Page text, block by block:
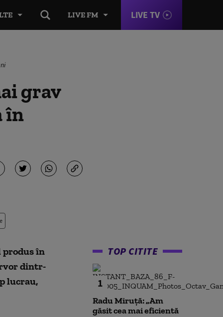
LIVE FM LIVE TV
grav
în
în
dintr-
lucrau,
TOP CITITE
1
Radu Miruță: „Am
găsit cea mai eficientă